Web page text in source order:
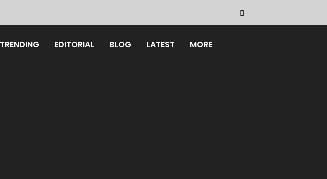
TRENDING EDITORIAL BLOG LATEST MORE